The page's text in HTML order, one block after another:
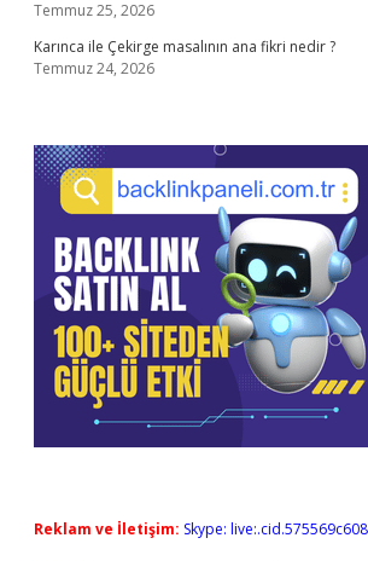
Temmuz 25, 2026
Karınca ile Çekirge masalının ana fikri nedir ?
Temmuz 24, 2026
Reklam ve İletişim: Skype: